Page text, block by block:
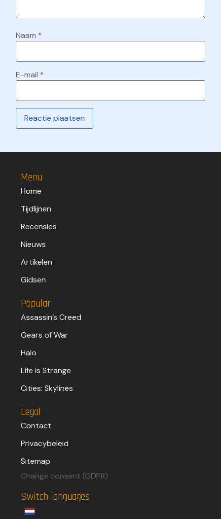
Naam *
E-mail *
Menu
Home
Tijdlijnen
Recensies
Nieuws
Artikelen
Gidsen
Popular
Assassin’s Creed
Gears of War
Halo
Life is Strange
Cities: Skylines
Legal
Contact
Privacybeleid
Sitemap
Change consent (GDPR)
Switch languages